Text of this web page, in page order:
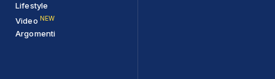
Lifestyle
Video NEW
Argomenti